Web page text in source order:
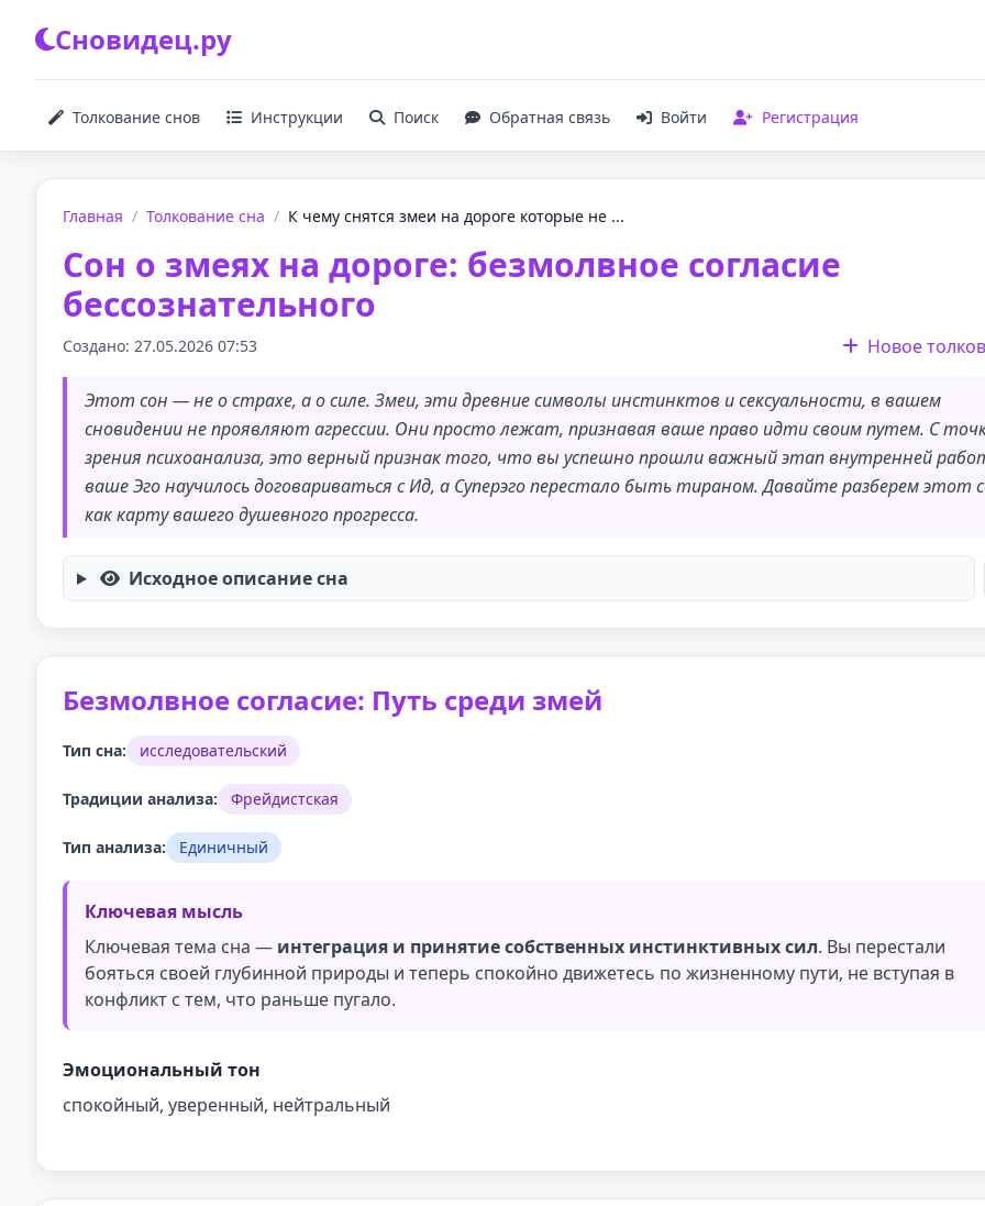
Сновидец.ру
Толкование снов Инструкции Поиск Обратная связь Войти Регистрация
Главная / Толкование сна / К чему снятся змеи на дороге которые не ...
Сон о змеях на дороге: безмолвное согласие
бессознательного
Создано: 27.05.2026 07:53 Новое
Этот сон — не о страхе, а о силе. Змеи, эти древние символы инстинктов и сексуальности, в вашем
сновидении не проявляют агрессии. Они просто лежат, признавая ваше право идти своим путем. С
зрения психоанализа, это верный признак того, что вы успешно прошли важный этап внутренней
ваше Эго научилось договариваться с Ид, а Суперэго перестало быть тираном. Давайте разберем этот
как карту вашего душевного прогресса.
Исходное описание сна
Безмолвное согласие: Путь среди змей
Тип сна: исследовательский
Традиции анализа: Фрейдистская
Тип анализа: Единичный
Ключевая мысль
Ключевая тема сна — интеграция и принятие собственных инстинктивных сил. Вы перестали
бояться своей глубинной природы и теперь спокойно движетесь по жизненному пути, не вступая в
конфликт с тем, что раньше пугало.
Эмоциональный тон
спокойный, уверенный, нейтральный